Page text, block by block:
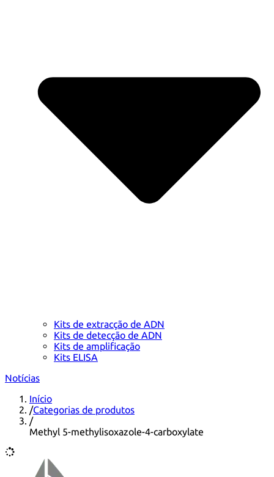
Kits de extracção de ADN
Kits de detecção de ADN
Kits de amplificação
Kits ELISA
Notícias
Início
/Categorias de produtos
/
Methyl 5-methylisoxazole-4-carboxylate